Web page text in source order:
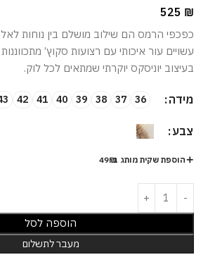
525 ₪
כפכפי הרמס הם שילוב מושלם בין נוחות
עשויים עור איכותי עם רצועות סקוץ’
בעיצוב יוניסקס יוקרתי שמתאים לכל לוק.
מידה 36
37
38
39
40
41
42
צבע
הוספת שקית מותג ב-49₪
הוספה לסל
מעבר לתשלום